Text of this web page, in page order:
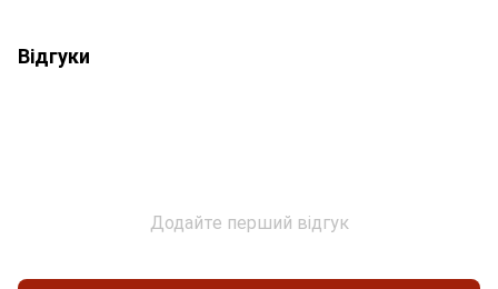
Відгуки
Додайте перший відгук